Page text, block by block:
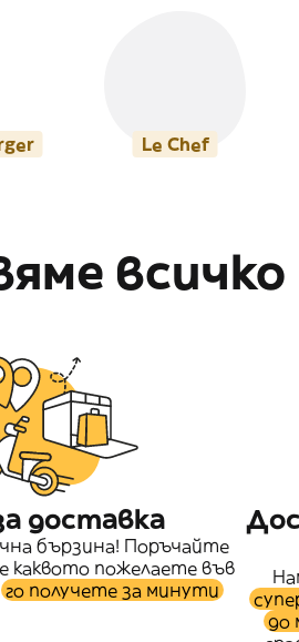
Le Chef
всичко
доставка
бързина! Поръчайте
каквото пожелаете във
го получете за минути
до